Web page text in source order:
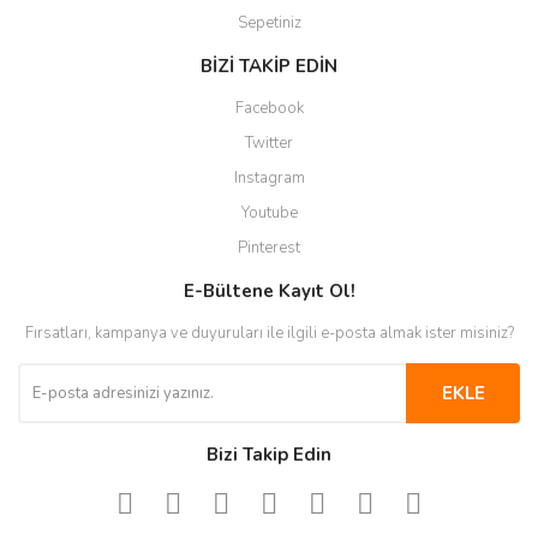
Sepetiniz
BİZİ TAKİP EDİN
Facebook
Twitter
Instagram
Youtube
Pinterest
E-Bültene Kayıt Ol!
Fırsatları, kampanya ve duyuruları ile ilgili e-posta almak ister misiniz?
EKLE
Bizi Takip Edin